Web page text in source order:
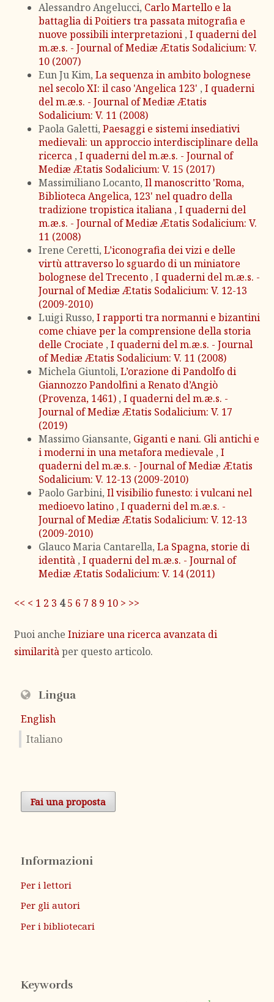
Alessandro Angelucci, Carlo Martello e la
battaglia di Poitiers tra passata mitografia e
nuove possibili interpretazioni , I quaderni del
m.æ.s. - Journal of Mediæ Ætatis Sodalicium: V.
10 (2007)
Eun Ju Kim, La sequenza in ambito bolognese
nel secolo XI: il caso 'Angelica 123' , I quaderni
del m.æ.s. - Journal of Mediæ Ætatis
Sodalicium: V. 11 (2008)
Paola Galetti, Paesaggi e sistemi insediativi
medievali: un approccio interdisciplinare della
ricerca , I quaderni del m.æ.s. - Journal of
Mediæ Ætatis Sodalicium: V. 15 (2017)
Massimiliano Locanto, Il manoscritto 'Roma,
Biblioteca Angelica, 123' nel quadro della
tradizione tropistica italiana , I quaderni del
m.æ.s. - Journal of Mediæ Ætatis Sodalicium: V.
11 (2008)
Irene Ceretti, L’iconografia dei vizi e delle
virtù attraverso lo sguardo di un miniatore
bolognese del Trecento , I quaderni del m.æ.s. -
Journal of Mediæ Ætatis Sodalicium: V. 12-13
(2009-2010)
Luigi Russo, I rapporti tra normanni e bizantini
come chiave per la comprensione della storia
delle Crociate , I quaderni del m.æ.s. - Journal
of Mediæ Ætatis Sodalicium: V. 11 (2008)
Michela Giuntoli, L’orazione di Pandolfo di
Giannozzo Pandolfini a Renato d’Angiò
(Provenza, 1461) , I quaderni del m.æ.s. -
Journal of Mediæ Ætatis Sodalicium: V. 17
(2019)
Massimo Giansante, Giganti e nani. Gli antichi e
i moderni in una metafora medievale , I
quaderni del m.æ.s. - Journal of Mediæ Ætatis
Sodalicium: V. 12-13 (2009-2010)
Paolo Garbini, Il visibilio funesto: i vulcani nel
medioevo latino , I quaderni del m.æ.s. -
Journal of Mediæ Ætatis Sodalicium: V. 12-13
(2009-2010)
Glauco Maria Cantarella, La Spagna, storie di
identità , I quaderni del m.æ.s. - Journal of
Mediæ Ætatis Sodalicium: V. 14 (2011)
<< < 1 2 3 4 5 6 7 8 9 10 > >>
Puoi anche Iniziare una ricerca avanzata di
similaritàper questo articolo.
Lingua
English
Italiano
Fai una proposta
Informazioni
Per i lettori
Per gli autori
Per i bibliotecari
Keywords